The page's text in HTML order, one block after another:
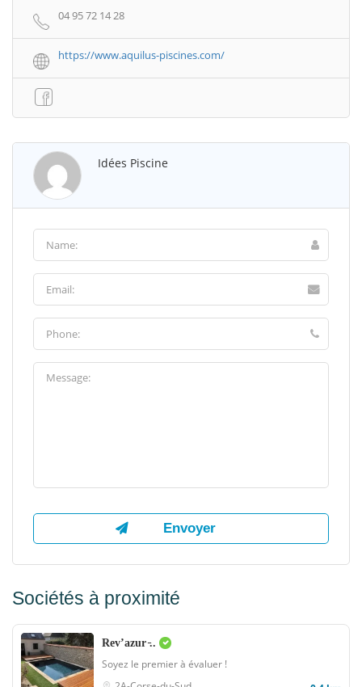
04 95 72 14 28
https://www.aquilus-piscines.com/
Idées Piscine
Sociétés à proximité
Rev’azur ̵..
Soyez le premier à évaluer !